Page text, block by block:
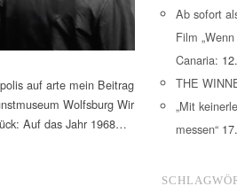
auf arte mein Beitrag
Wolfsburg Wir
Auf das Jahr 1968…
Ab sofort
Film
Canaria:
THE
„Mit
messen“